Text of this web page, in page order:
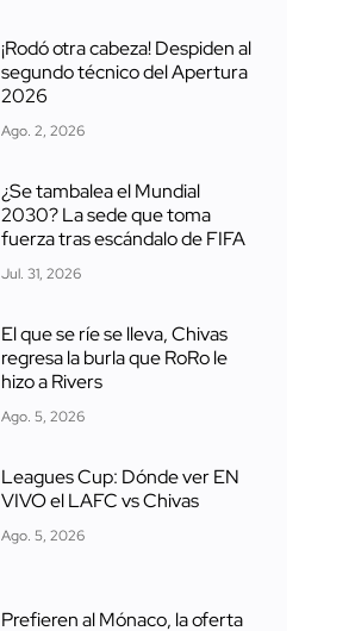
¡Rodó otra cabeza! Despiden al
segundo técnico del Apertura
2026
Ago. 2, 2026
¿Se tambalea el Mundial
2030? La sede que toma
fuerza tras escándalo de FIFA
Jul. 31, 2026
El que se ríe se lleva, Chivas
regresa la burla que RoRo le
hizo a Rivers
Ago. 5, 2026
Leagues Cup: Dónde ver EN
VIVO el LAFC vs Chivas
Ago. 5, 2026
Prefieren al Mónaco, la oferta